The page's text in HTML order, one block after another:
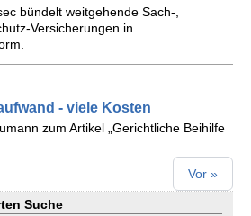
bündelt weitgehende Sach-,
Versicherungen in
- viele Kosten
zum Artikel „Gerichtliche Beihilfe
Vor »
Suche